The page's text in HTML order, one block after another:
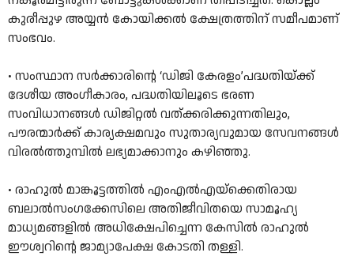
കുരീപ്പുഴ അയ്യൻ കോയിക്കൽ ക്ഷേത്രത്തിന് സമീപമാണ്
സംഭവം.
• സംസ്ഥാന സർക്കാരിന്റെ ‘ഡിജി കേരളം’പദ്ധതിയ്ക്ക്
ദേശീയ അംഗീകാരം, പദ്ധതിയിലൂടെ ഭരണ
സംവിധാനങ്ങൾ ഡിജിറ്റൽ വത്ക്കരിക്കുന്നതിലും,
പൗരന്മാർക്ക് കാര്യക്ഷമവും സുതാര്യവുമായ സേവനങ്ങൾ
വിരൽത്തുമ്പിൽ ലഭ്യമാക്കാനും കഴിഞ്ഞു.
• രാഹുൽ മാങ്കൂട്ടത്തിൽ എംഎൽഎ‌യ്‌ക്കെതിരായ
ബലാല്‍സംഗക്കേസിലെ അതിജീവിതയെ സാമൂഹ്യ
മാധ്യമങ്ങളിൽ അധിക്ഷേപിച്ചെന്ന കേസിൽ രാഹുൽ
ഈശ്വറിന്റെ ജാമ്യാപേക്ഷ കോടതി തള്ളി.